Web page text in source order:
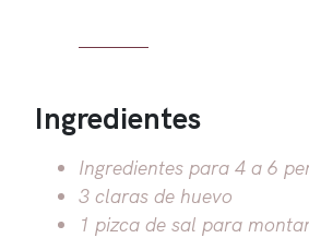
Ingredientes
Ingredientes para 4 a 6
3 claras de huevo
1 pizca de sal para